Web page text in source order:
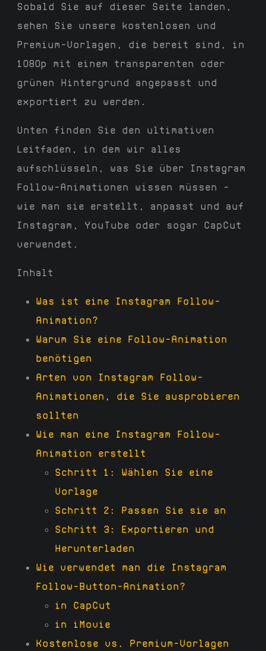
Sobald Sie auf dieser Seite landen,
sehen Sie unsere kostenlosen und
Premium-Vorlagen, die bereit sind, in
1080p mit einem transparenten oder
grünen Hintergrund angepasst und
exportiert zu werden.
Unten finden Sie den ultimativen
Leitfaden, in dem wir alles
aufschlüsseln, was Sie über Instagram
Follow-Animationen wissen müssen –
wie man sie erstellt, anpasst und auf
Instagram, YouTube oder sogar CapCut
verwendet.
Inhalt
Was ist eine Instagram Follow-
Animation?
Warum Sie eine Follow-Animation
benötigen
Arten von Instagram Follow-
Animationen, die Sie ausprobieren
sollten
Wie man eine Instagram Follow-
Animation erstellt
Schritt 1: Wählen Sie eine
Vorlage
Schritt 2: Passen Sie sie an
Schritt 3: Exportieren und
Herunterladen
Wie verwendet man die Instagram
Follow-Button-Animation?
in CapCut
in iMovie
Kostenlose vs. Premium-Vorlagen